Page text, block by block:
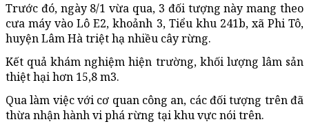
Trước đó, ngày 8/1 vừa qua, 3 đối tượng này mang theo
cưa máy vào Lô E2, khoảnh 3, Tiểu khu 241b, xã Phi Tô,
huyện Lâm Hà triệt hạ nhiều cây rừng.
Kết quả khám nghiệm hiện trường, khối lượng lâm sản
thiệt hại hơn 15,8 m3.
Qua làm việc với cơ quan công an, các đối tượng trên đã
thừa nhận hành vi phá rừng tại khu vực nói trên.